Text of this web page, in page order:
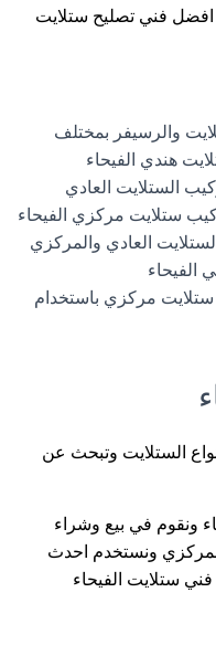
افضل فني تصليح ستلايت
والرسيفر بمختلف
هندي الفيحاء
الستلايت العادي
ستلايت مركزي الفيحاء
العادي والمركزي
الفيحاء
مركزي باستخدام
الستلايت وتبحث عن
ونقوم في بيع وشراء
ونستخدم احدث
ستلايت الفيحاء